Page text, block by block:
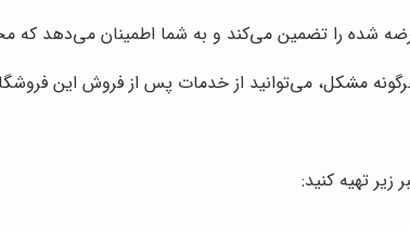
شده را تضمین می‌کند و به شما اطمینان می‌دهد که
مشکل، می‌توانید از خدمات پس از فروش این
زیر تهیه کنید: